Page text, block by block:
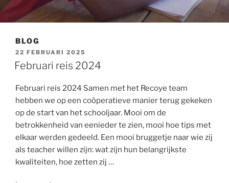
BLOG
GEPLAATST
OP
22 FEBRUARI 2025
Februari reis 2024
Februari reis 2024 Samen met het Recoye team
hebben we op een coöperatieve manier terug gekeken
op de start van het schooljaar. Mooi om de
betrokkenheid van eenieder te zien, mooi hoe tips met
elkaar werden gedeeld. Een mooi bruggetje naar wie zij
als teacher willen zijn: wat zijn hun belangrijkste
kwaliteiten, hoe zetten zij …